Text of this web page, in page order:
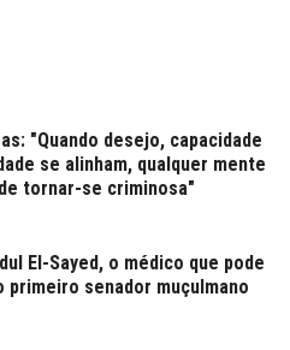
"Quando desejo, capacidade
se alinham, qualquer mente
tornar-se criminosa"
El-Sayed, o médico que pode
primeiro senador muçulmano